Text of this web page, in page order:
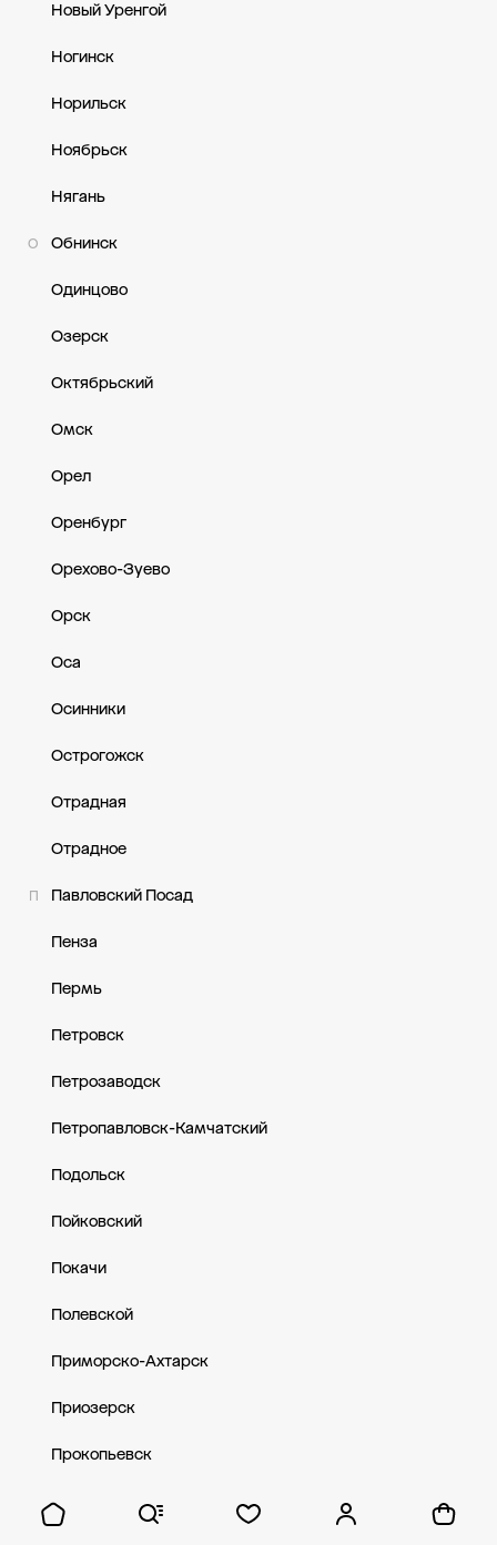
Новый Уренгой
Ногинск
Норильск
Ноябрьск
Нягань
О Обнинск
Одинцово
Озерск
Октябрьский
Омск
Орел
Оренбург
Орехово-Зуево
Орск
Оса
Осинники
Острогожск
Отрадная
Отрадное
П Павловский Посад
Пенза
Пермь
Петровск
Петрозаводск
Петропавловск-Камчатский
Подольск
Пойковский
Покачи
Полевской
Приморско-Ахтарск
Приозерск
Прокопьевск
Пролетарск